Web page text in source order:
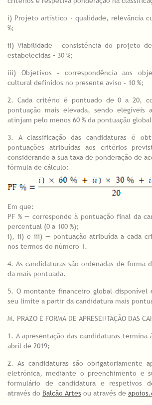
i) Projeto artístico - qualidade, relevância
%;
ii) Viabilidade - consistência do projeto
estabelecidas – 30 %;
iii) Objetivos - correspondência aos
cultural definidos no presente aviso - 10 %;
2. Cada critério é pontuado de 0 a 20,
pontuação mais elevada, sendo elegíveis
atinjam pelo menos 60 % da pontuação
3. A classificação das candidaturas é
pontuações atribuídas aos critérios
considerando a sua taxa de ponderação de
fórmula de cálculo:
Em que:
PF % — corresponde à pontuação final da
percentual (0 a 100 %);
i), ii) e iii) — pontuação atribuída a cada
nos termos do número 1.
4. As candidaturas são ordenadas de forma
da mais pontuada.
5. O montante financeiro global
seu limite a partir da candidatura mais
M. PRAZO E FORMA DE APRESENTAÇÃO DAS
1. A apresentação das candidaturas termina
abril de 2019;
2. As candidaturas são obrigatoriamente
eletrónica, mediante o preenchimento e
formulário de candidatura e respetivos
através do Balcão Artes ou através de